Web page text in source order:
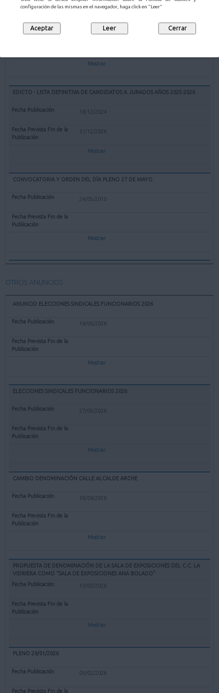
configuración de las mismas en el navegador, haga click en "Leer"
EXPEDIENTE REDENOMINACIÓN BOLERA CUBIERTA "EL PARQUE" DE
12/02/2025
Mostrar
EDICTO - LISTA DEFINITIVA DE CANDIDATOS A JURADOS AÑOS 2025-2026
18/12/2024
31/12/2026
Mostrar
CONVOCATORIA Y ORDEN DEL DÍA PLENO 27 DE MAYO
24/05/2010
Mostrar
OTROS ANUNCIOS
ANUNCIO ELECCIONES SINDICALES FUNCIONARIOS 2026
19/06/2026
Mostrar
ELECCIONES SINDICALES FUNCIONARIOS 2026
27/05/2026
Mostrar
CAMBIO DENOMINACIÓN CALLE ALCALDE ARCHE
30/04/2026
Mostrar
PROPUESTA DE DENOMINACIÓN DE LA SALA DE EXPOSICIONES DEL C.C. LA
VIDRIERA COMO "SALA DE EXPOSICIONES ANA BOLADO"
13/03/2026
Mostrar
PLENO 29/01/2026
03/02/2026